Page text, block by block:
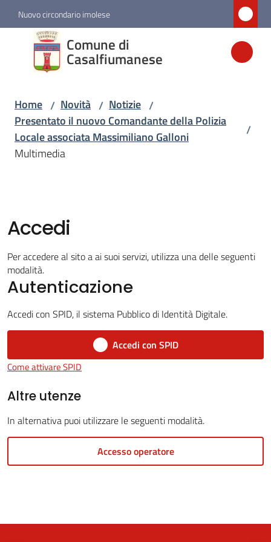
Vai al contenuto
Vai alla navigazione
Vai al footer
Nuovo circondario imolese
Comune di
Casalfiumanese
Comune di
Casalfiumanese
Amministrazione
Novità
Menu selezionato
Vivere
Casalfiumanese
5x1000
Servizi
line
Tutti
argomenti
Home / Novità / Notizie /
Presentato il nuovo Comandante della Polizia
Locale associata Massimiliano Galloni
/
Multimedia
Accedi
Per accedere al sito a ai suoi servizi, utilizza una delle seguenti
modalità.
Autenticazione
Accedi con SPID, il sistema Pubblico di Identità Digitale.
Accedi con SPID
Come attivare SPID
Altre utenze
In alternativa puoi utilizzare le seguenti modalità.
Accesso operatore